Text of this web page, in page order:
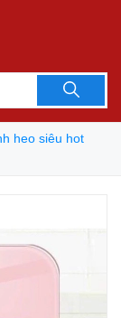
heo siêu hot